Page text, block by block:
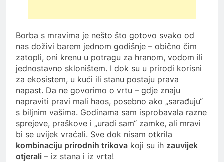
Borba s mravima je nešto što gotovo svako od
nas doživi barem jednom godišnje – obično čim
zatopli, oni krenu u potragu za hranom, vodom ili
jednostavno skloništem. I dok su u prirodi korisni
za ekosistem, u kući ili stanu postaju prava
napast. Da ne govorimo o vrtu – gdje znaju
napraviti pravi mali haos, posebno ako „sarađuju“
s biljnim vašima. Godinama sam isprobavala razne
sprejeve, praškove i „uradi sam“ zamke, ali mravi
bi se uvijek vraćali. Sve dok nisam otkrila
kombinaciju prirodnih trikova koji su ih zauvijek
otjerali – iz stana i iz vrta!